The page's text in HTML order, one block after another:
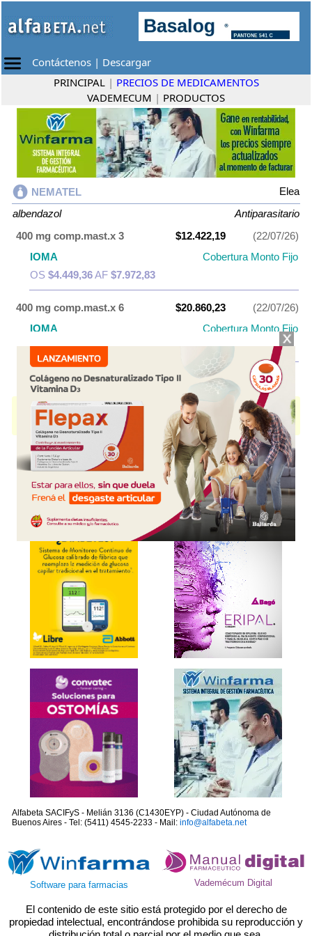
Contáctenos | Descargar
PRINCIPAL | PRECIOS DE MEDICAMENTOS
VADEMECUM | PRODUCTOS
NEMATEL
Elea
albendazol
Antiparasitario
400 mg comp.mast.x 3
$12.422,19
(22/07/26)
IOMA
Cobertura Monto Fijo
OS $4.449,36AF $7.972,83
400 mg comp.mast.x 6 $20.860,23
(22/07/26)
IOMA
Cobertura Monto Fijo
OS$6.396,14AF$14.464,09
NEMATEL albendazol y se indica como Antiparasitario. Es
producido porElea y cuenta con 2 presentaciones disponibles.
Explorar más
Otros productos conalbendazol
Otros productos deElea
Alfabeta SACIFyS - Melián 3136 (C1430EYP) - Ciudad Autónoma de
Buenos Aires - Tel: (5411) 4545-2233 - Mail: info@alfabeta.net
Software para farmacias Vademécum Digital
El contenido de este sitio está protegido por el derecho de
propiedad intelectual, encontrándose prohibida su reproducción y